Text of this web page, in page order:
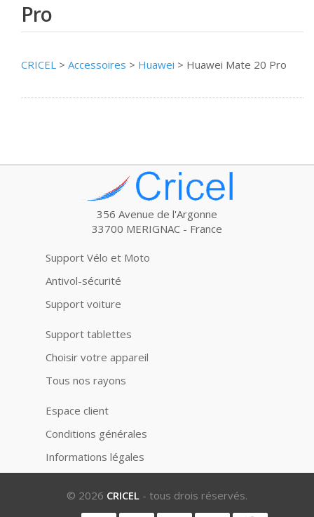
Pro
CRICEL > Accessoires > Huawei > Huawei Mate 20 Pro
356 Avenue de l'Argonne
33700 MERIGNAC - France
Support Vélo et Moto
Antivol-sécurité
Support voiture
Support tablettes
Choisir votre appareil
Tous nos rayons
Espace client
Conditions générales
Informations légales
© 2026 CRICEL - tous drois réservés.